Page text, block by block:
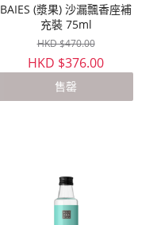
BAIES (漿果) 沙漏飄香座補
充裝 75ml
HKD $470.00
HKD $376.00
售罄